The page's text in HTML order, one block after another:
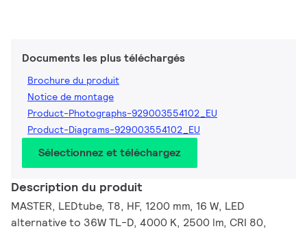
Documents les plus téléchargés
Brochure du produit
Notice de montage
Product-Photographs-929003554102_EU
Product-Diagrams-929003554102_EU
Sélectionnez et téléchargez
Description du produit
MASTER, LEDtube, T8, HF, 1200 mm, 16 W, LED
alternative to 36W TL-D, 4000 K, 2500 lm, CRI 80,